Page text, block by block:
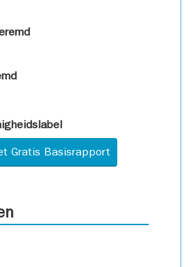
Gratis Basisrapport